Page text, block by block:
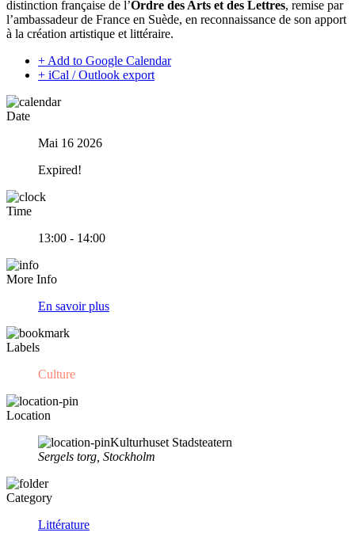
distinction française de l’Ordre des Arts et des Lettres, remise par
l’ambassadeur de France en Suède, en reconnaissance de son apport
à la création artistique et littéraire.
+ Add to Google Calendar
+ iCal / Outlook export
Date
Mai 16 2026
Expired!
Time
13:00 - 14:00
More Info
En savoir plus
Labels
Culture
Location
Kulturhuset Stadsteatern
Sergels torg, Stockholm
Category
Littérature